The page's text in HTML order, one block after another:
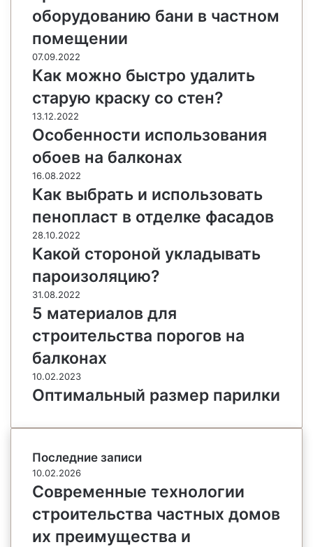
оборудованию бани в частном
помещении
07.09.2022
Как можно быстро удалить
старую краску со стен?
13.12.2022
Особенности использования
обоев на балконах
16.08.2022
Как выбрать и использовать
пенопласт в отделке фасадов
28.10.2022
Какой стороной укладывать
пароизоляцию?
31.08.2022
5 материалов для
строительства порогов на
балконах
10.02.2023
Оптимальный размер парилки
Последние записи
10.02.2026
Современные технологии
строительства частных домов
их преимущества и